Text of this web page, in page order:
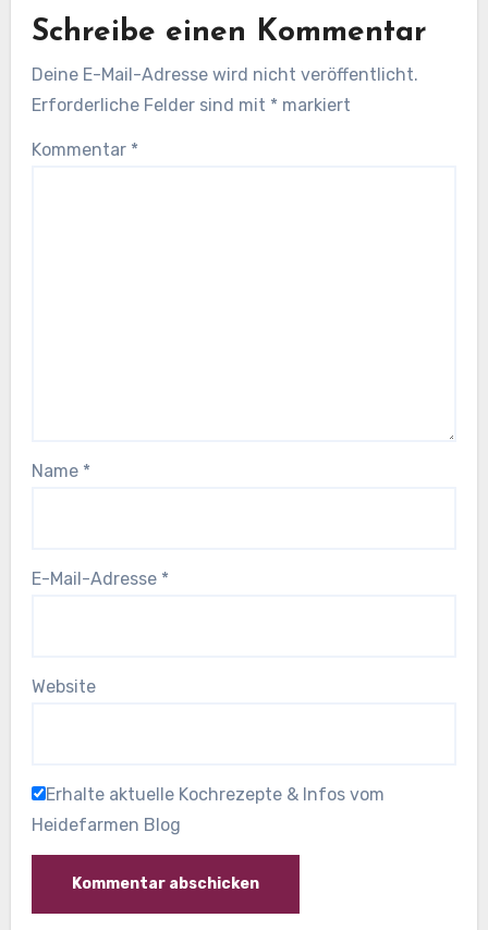
Schreibe einen Kommentar
Deine E-Mail-Adresse wird nicht veröffentlicht.
Erforderliche Felder sind mit * markiert
Kommentar *
Name *
E-Mail-Adresse *
Website
Erhalte aktuelle Kochrezepte & Infos vom
Heidefarmen Blog